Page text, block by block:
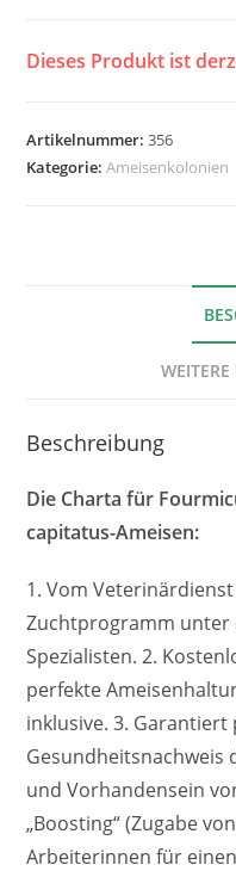
Dieses Produkt ist
Artikelnummer:356
Kategorie:Ameisenkolonien
Beschreibung
Die Charta für
capitatus-Ameisen:
1. Vom
Zuchtprogramm unter
Spezialisten. 2.
perfekte
inklusive. 3. Garantiert
Gesundheitsnachweis
und Vorhandensein
„Boosting“ (Zugabe
Arbeiterinnen für